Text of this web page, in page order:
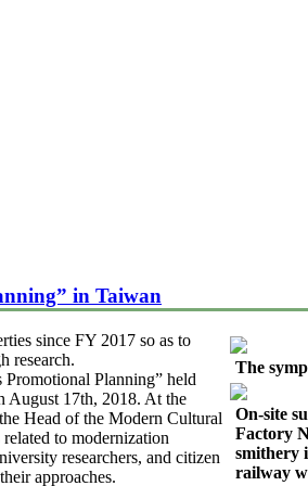
in Taiwan
The
On-site
Factory
smithery
railway
since FY 2017 so as to
research.
Planning” held
August 17th, 2018. At the
Head of the Modern Cultural
to modernization
researchers, and citizen
approaches.